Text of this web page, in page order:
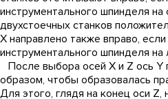
инструментального шпинделя на
двухстоечных станков
X направлено также вправо,
инструментального шпинделя на
После выбора осей Х и Z ось Y
образом, чтобы образовалась
Для этого, глядя на конец оси